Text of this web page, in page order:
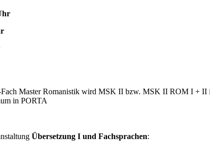
Master Romanistik wird MSK II bzw. MSK II ROM I + II
in PORTA
Übersetzung I und Fachsprachen: